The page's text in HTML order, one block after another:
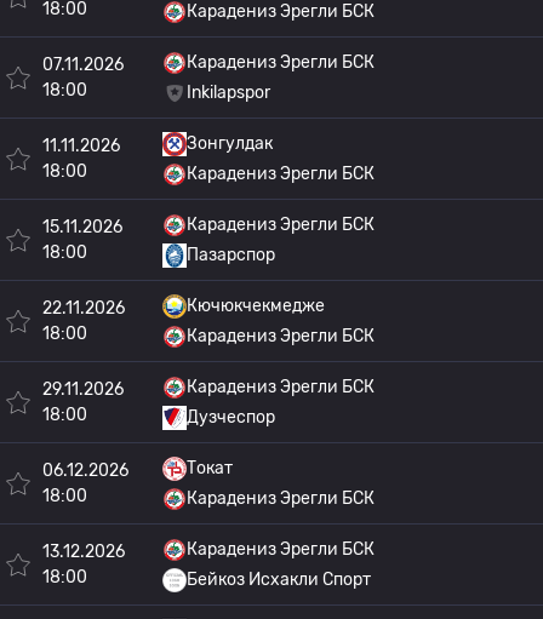
18:00 Карадениз Эрегли БСК
07.11.2026
18:00
Карадениз Эрегли БСК
Inkilapspor
11.11.2026
18:00
Зонгулдак
Карадениз Эрегли БСК
15.11.2026
18:00
Карадениз Эрегли БСК
Пазарспор
22.11.2026
18:00
Кючюкчекмедже
Карадениз Эрегли БСК
29.11.2026
18:00
Карадениз Эрегли БСК
Дузчеспор
06.12.2026
18:00
Токат
Карадениз Эрегли БСК
13.12.2026
18:00
Карадениз Эрегли БСК
Бейкоз Исхакли Спорт